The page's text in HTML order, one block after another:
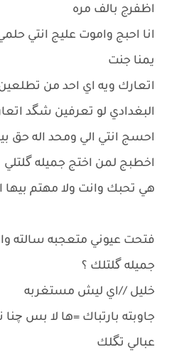
اظفرج بالف مره
انا احبج واموت عليج انتي
يمنا جنت
اتعارك ويه اي احد من
البغدادي لو تعرفين شگد
احسج انتي الي ومحد اله حق
اخطبج لمن اختج جميله گلتلي
هي تحبك وانت ولا مهتم بيها
فتحت عيوني متعجبه سالته
جميله گلتلك ؟
خليل //اي ليش مستغربه
جاوبته بارتباك =ها لا بس
عبالي تگلك